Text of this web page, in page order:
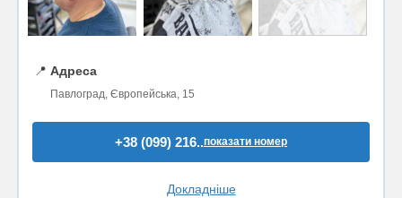
📍 Адреса
Павлоград, Європейська, 15
+38 (099) 216..показати номер
Докладніше